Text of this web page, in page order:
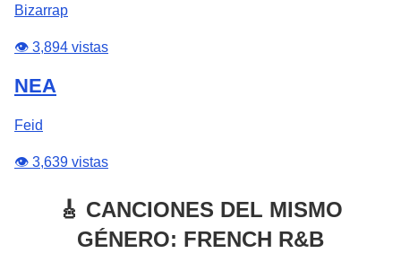
Bizarrap
👁️ 3,894 vistas
NEA
Feid
👁️ 3,639 vistas
🎸 CANCIONES DEL MISMO
GÉNERO: FRENCH R&B